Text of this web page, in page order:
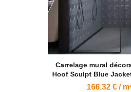
Carrelage mural
Hoof Sculpt Blue
166.32 € /